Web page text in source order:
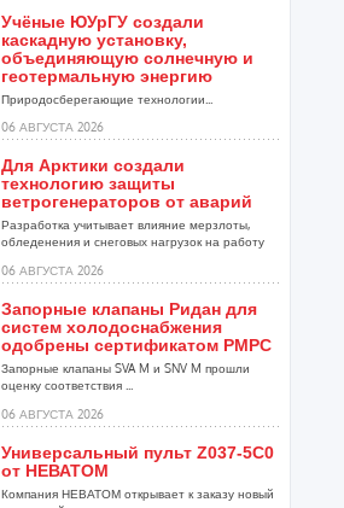
Учёные ЮУрГУ создали
каскадную установку,
объединяющую солнечную и
геотермальную энергию
Природосберегающие технологии...
06 АВГУСТА 2026
Для Арктики создали
технологию защиты
ветрогенераторов от аварий
Разработка учитывает влияние мерзлоты,
обледенения и снеговых нагрузок на работу
06 АВГУСТА 2026
Запорные клапаны Ридан для
систем холодоснабжения
одобрены сертификатом РМРС
Запорные клапаны SVA M и SNV M прошли
оценку соответствия ...
06 АВГУСТА 2026
Универсальный пульт Z037-5C0
от НЕВАТОМ
Компания НЕВАТОМ открывает к заказу новый